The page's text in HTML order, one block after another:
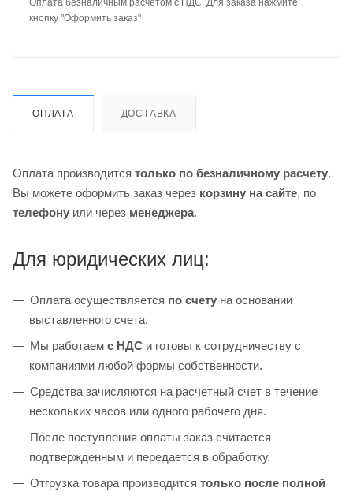
кнопку "Оформить заказ"
ОПЛАТА ДОСТАВКА
Оплата производится только по безналичному расчету.
Вы можете оформить заказ через корзину на сайте, по
телефону или через менеджера.
Для юридических лиц:
Оплата осуществляется по счету на основании
выставленного счета.
Мы работаем с НДС и готовы к сотрудничеству с
компаниями любой формы собственности.
Средства зачисляются на расчетный счет в течение
нескольких часов или одного рабочего дня.
После поступления оплаты заказ считается
подтвержденным и передается в обработку.
Отгрузка товара производится только после полной